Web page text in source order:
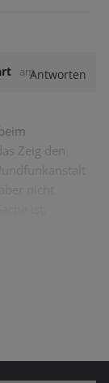
amAntworten
Zeig den